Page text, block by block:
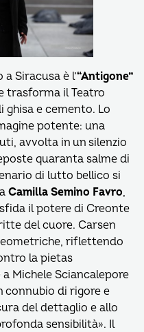
Siracusa è l’“Antigone”
trasforma il Teatro
ghisa e cemento. Lo
potente: una
avvolta in un silenzio
quaranta salme di
di lutto bellico si
Camilla Semino Favro,
il potere di Creonte
del cuore. Carsen
riflettendo
la pietas
Michele Sciancalepore
connubio di rigore e
del dettaglio e allo
sensibilità». Il